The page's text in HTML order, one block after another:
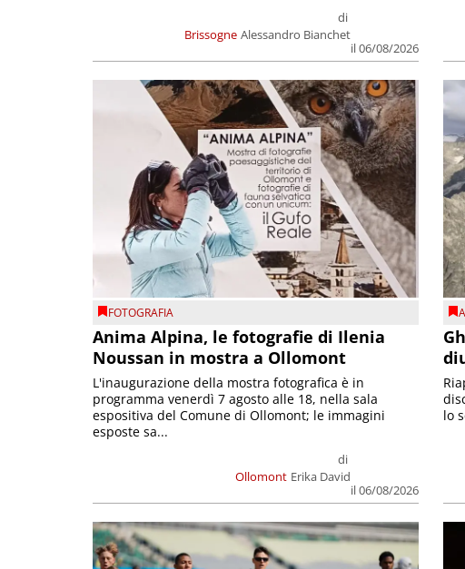
Brissogne
di
Alessandro Bianchet
il 06/08/2026
FOTOGRAFIA
Anima Alpina, le fotografie di Ilenia
Noussan in mostra a Ollomont
Ollomont
di
Erika David
il 06/08/2026
L'inaugurazione della mostra fotografica è in
programma venerdì 7 agosto alle 18, nella sala
espositiva del Comune di Ollomont; le immagini
esposte sa...
lo